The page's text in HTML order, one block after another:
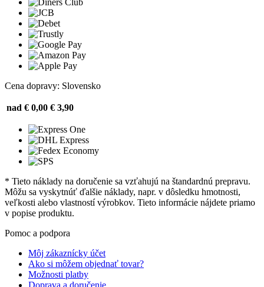
Cena dopravy: Slovensko
nad € 0,00 € 3,90
* Tieto náklady na doručenie sa vzťahujú na štandardnú prepravu.
Môžu sa vyskytnúť ďalšie náklady, napr. v dôsledku hmotnosti,
veľkosti alebo vlastností výrobkov. Tieto informácie nájdete priamo
v popise produktu.
Pomoc a podpora
Môj zákaznícky účet
Ako si môžem objednať tovar?
Možnosti platby
Doprava a doručenie